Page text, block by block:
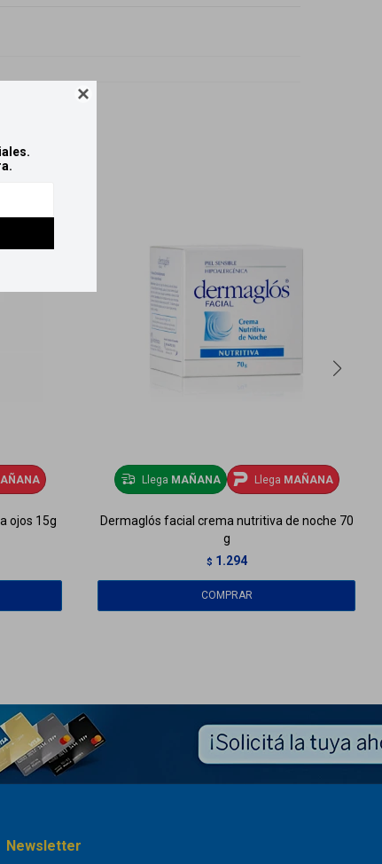

ojos 15g
Llega MAÑANA Llega MAÑANA
Dermaglós facial crema nutritiva de noche 70
g
$ 1.294
Newsletter